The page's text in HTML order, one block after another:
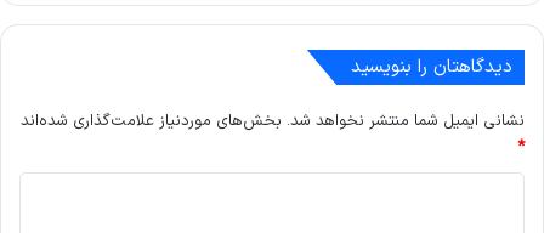
دیدگاهتان را بنویسید
نشانی ایمیل شما منتشر نخواهد شد. بخش‌های موردنیاز علامت‌گذاری شده‌اند
*